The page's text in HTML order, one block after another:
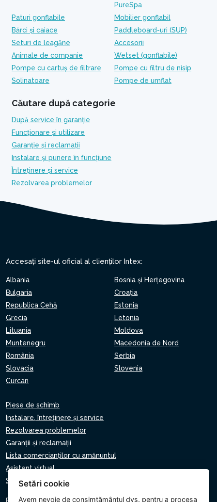
PureSpa
Paturi gonflabile
Mobilier gonflabil
Bărci și caiace
Paddleboard-uri (SUP)
Seturi de leagăne
Accesorii
Animale de companie
Wetset (gonflabile)
Pompe cu cartuș de filtrare
Pompe cu filtru de nisip
Solinatoare
Pompe de umflat
Căutare după categorie
După service în garanție
Funcționare și utilizare
Garanție și reclamații
Instalare și punere în funcțiune
Întreținere și service
Rezolvarea problemelor
Accesați site-ul oficial al clienților Intex:
Albania
Bosnia și Herțegovina
Bulgaria
Croaţia
Republica Cehă
Estonia
Grecia
Letonia
Lituania
Moldova
Muntenegru
Macedonia de Nord
România
Serbia
Slovacia
Slovenia
Curcan
Piese de schimb
Instalare, întreținere și service
Rezolvarea problemelor
Garanții și reclamații
Lista comercianților cu amănuntul
Asistent virtual
Scrie-ne
Setări cookie
Avem nevoie de consimțământul dvs. pentru a procesa